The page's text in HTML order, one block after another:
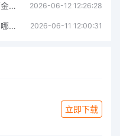
夜幕之下金砖获取指南 夜幕之下金砖获取方法 2026-06-12 12:26:28
七塔培养英雄推荐指南 七塔培养哪个英雄好 2026-06-11 12:00:31
立即下载